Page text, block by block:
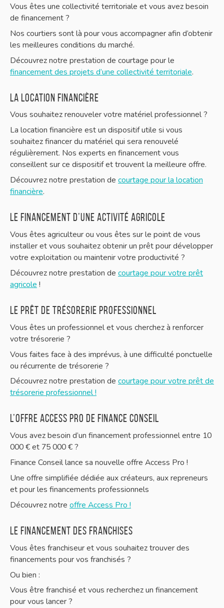
Vous êtes une collectivité territoriale et vous avez besoin
de financement ?
Nos courtiers sont là pour vous accompagner afin d’obtenir
les meilleures conditions du marché.
Découvrez notre prestation de courtage pour le
financement des projets d’une collectivité territoriale.
La location financière
Vous souhaitez renouveler votre matériel professionnel ?
La location financière est un dispositif utile si vous
souhaitez financer du matériel qui sera renouvelé
régulièrement. Nos experts en financement vous
conseillent sur ce dispositif et trouvent la meilleure offre.
Découvrez notre prestation de courtage pour la location
financière.
Le financement d’une activité agricole
Vous êtes agriculteur ou vous êtes sur le point de vous
installer et vous souhaitez obtenir un prêt pour développer
votre exploitation ou maintenir votre productivité ?
Découvrez notre prestation de courtage pour votre prêt
agricole !
Le prêt de trésorerie professionnel
Vous êtes un professionnel et vous cherchez à renforcer
votre trésorerie ?
Vous faites face à des imprévus, à une difficulté ponctuelle
ou récurrente de trésorerie ?
Découvrez notre prestation de courtage pour votre prêt de
trésorerie professionnel !
L’offre Access Pro de Finance Conseil
Vous avez besoin d’un financement professionnel entre 10
000 € et 75 000 € ?
Finance Conseil lance sa nouvelle offre Access Pro !
Une offre simplifiée dédiée aux créateurs, aux repreneurs
et pour les financements professionnels
Découvrez notre offre Access Pro !
le financement des franchises
Vous êtes franchiseur et vous souhaitez trouver des
financements pour vos franchisés ?
Ou bien :
Vous être franchisé et vous recherchez un financement
pour vous lancer ?